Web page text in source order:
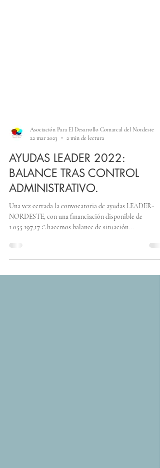
Asociación Para El Desarrollo Comarcal del Nordeste
22 mar 2023
2 min de lectura
AYUDAS LEADER 2022:
BALANCE TRAS CONTROL
ADMINISTRATIVO.
Una vez cerrada la convocatoria de ayudas LEADER-
1.055.197,17 € hacemos balance de situación...